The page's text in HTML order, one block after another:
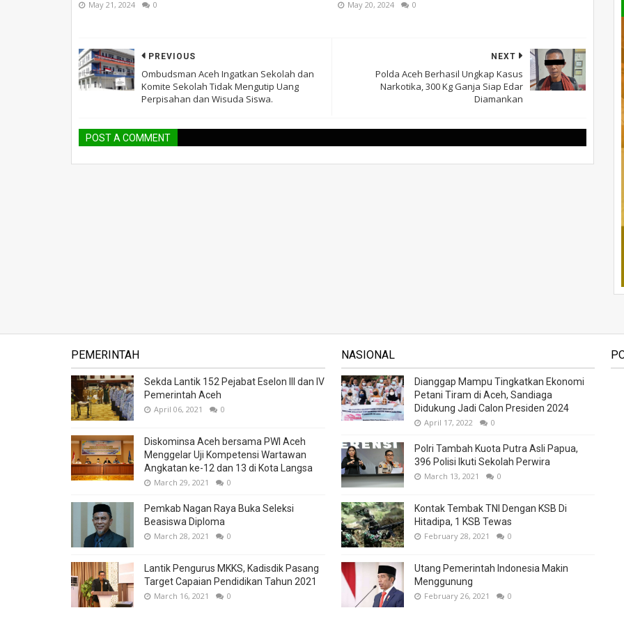
May 21, 2024 0 May 20, 2024 0
NEXT
Polda Aceh Berhasil Ungkap Kasus
Narkotika, 300 Kg Ganja Siap Edar
Diamankan
PREVIOUS
Ombudsman Aceh Ingatkan Sekolah dan
Komite Sekolah Tidak Mengutip Uang
Perpisahan dan Wisuda Siswa.
POST A COMMENT
PEMERINTAH
Sekda Lantik 152 Pejabat Eselon III dan IV
Pemerintah Aceh
April 06, 2021 0
Diskominsa Aceh bersama PWI Aceh
Menggelar Uji Kompetensi Wartawan
Angkatan ke-12 dan 13 di Kota Langsa
March 29, 2021 0
Pemkab Nagan Raya Buka Seleksi
Beasiswa Diploma
March 28, 2021 0
Lantik Pengurus MKKS, Kadisdik Pasang
Target Capaian Pendidikan Tahun 2021
March 16, 2021 0
NASIONAL
Dianggap Mampu Tingkatkan Ekonomi
Petani Tiram di Aceh, Sandiaga
Didukung Jadi Calon Presiden 2024
April 17, 2022 0
Polri Tambah Kuota Putra Asli Papua,
396 Polisi Ikuti Sekolah Perwira
March 13, 2021 0
Kontak Tembak TNI Dengan KSB Di
Hitadipa, 1 KSB Tewas
February 28, 2021 0
Utang Pemerintah Indonesia Makin
Menggunung
February 26, 2021 0